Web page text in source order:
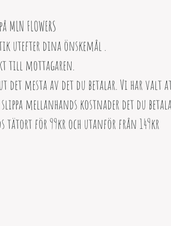
FLOWERS
utefter dina önskemål .
till mottagaren.
det mesta av det du betalar. Vi har
mellanhands kostnader det du
tätort för 99kr och utanför från 149kr